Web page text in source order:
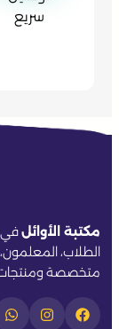
سريع
مكتبة الأوائلفي
الطلاب،
متخصصة ومنتجات